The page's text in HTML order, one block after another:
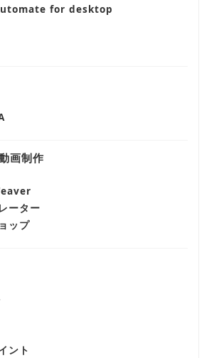
for desktop
画制作
ーター
ップ
ント